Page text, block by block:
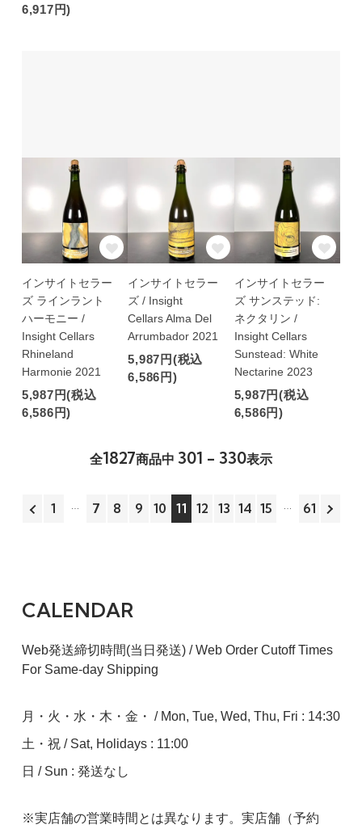
6,917円)
インサイトセラー
ズ ラインラント
ハーモニー /
Insight Cellars
Rhineland
Harmonie 2021
5,987円(税込
6,586円)
インサイトセラー
ズ / Insight
Cellars Alma Del
Arrumbador 2021
5,987円(税込
6,586円)
インサイトセラー
ズ サンステッド:
ネクタリン /
Insight Cellars
Sunstead: White
Nectarine 2023
5,987円(税込
6,586円)
全1827商品中 301 - 330表示
1 7 8 9 10 11 12 13 14 15 61
CALENDAR
Web発送締切時間(当日発送) / Web Order Cutoff Times
For Same-day Shipping
月・火・水・木・金・ / Mon, Tue, Wed, Thu, Fri : 14:30
土・祝 / Sat, Holidays : 11:00
日 / Sun : 発送なし
※実店舗の営業時間とは異なります。実店舗（予約